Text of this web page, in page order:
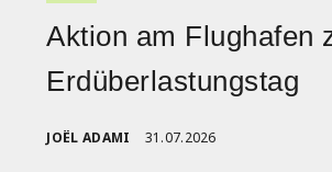
Aktion am Flughafen
Erdüberlastungstag
JOËL ADAMI 31.07.2026